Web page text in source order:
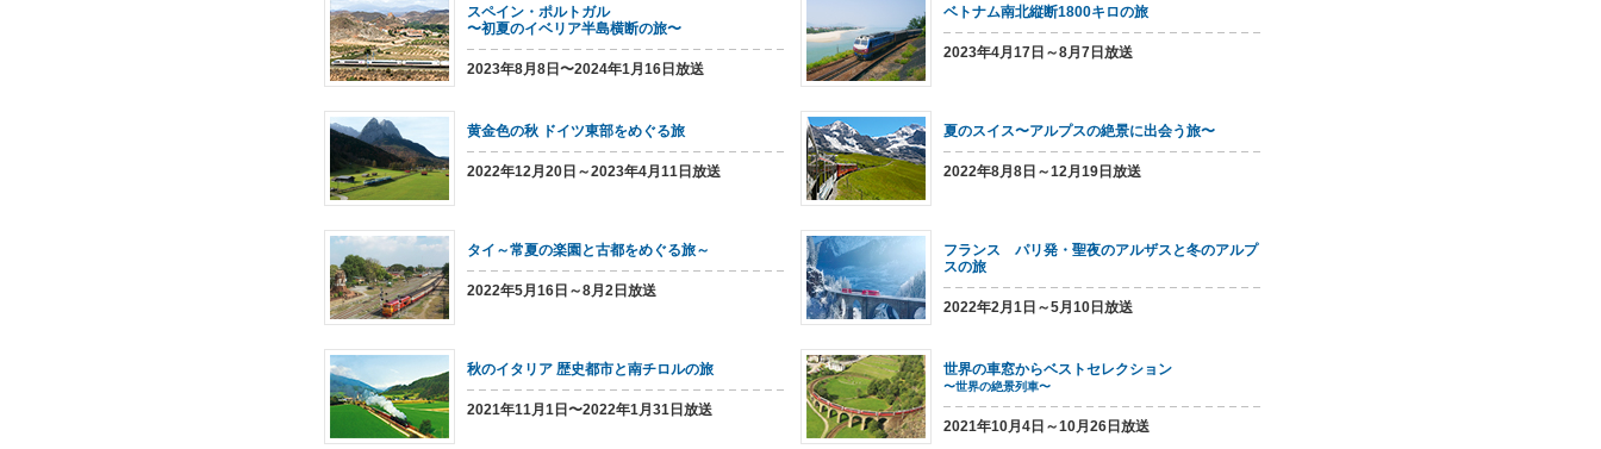
スペイン・ポルトガル
〜初夏のイベリア半島横断の旅〜
2023年8月8日〜2024年1月16日放送
ベトナム南北縦断1800キロの旅
2023年4月17日～8月7日放送
黄金色の秋 ドイツ東部をめぐる旅
2022年12月20日～2023年4月11日放送
夏のスイス〜アルプスの絶景に出会う旅〜
2022年8月8日～12月19日放送
タイ～常夏の楽園と古都をめぐる旅～
2022年5月16日～8月2日放送
フランス パリ発・聖夜のアルザスと冬のアルプ
スの旅
2022年2月1日～5月10日放送
秋のイタリア 歴史都市と南チロルの旅
2021年11月1日〜2022年1月31日放送
世界の車窓からベストセレクション
〜世界の絶景列車〜
2021年10月4日～10月26日放送